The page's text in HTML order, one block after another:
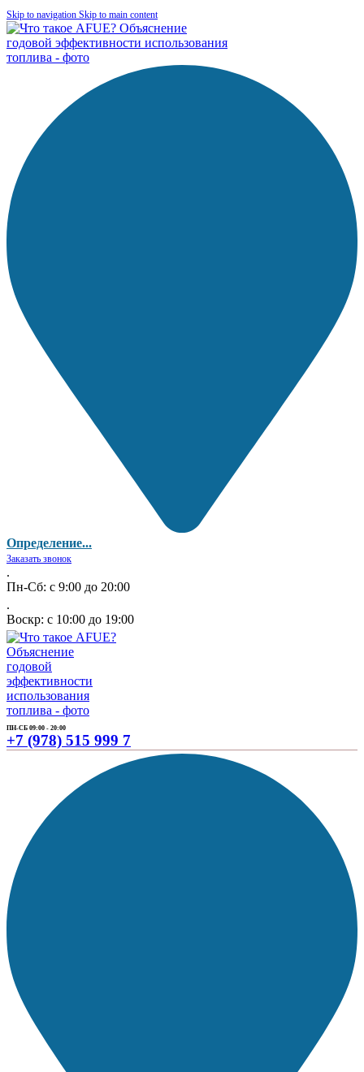
Skip to navigation Skip to main content
Определение...
Заказать звонок
.
Пн-Сб: с 9:00 до 20:00
.
Воскр: с 10:00 до 19:00
ПН-СБ 09:00 - 20:00
+7 (978) 515 999 7